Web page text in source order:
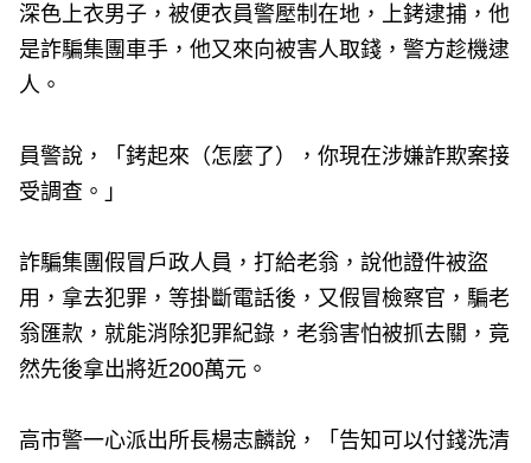
深色上衣男子，被便衣員警壓制在地，上銬逮捕，他
是詐騙集團車手，他又來向被害人取錢，警方趁機逮
人。
員警說，「銬起來（怎麼了），你現在涉嫌詐欺案接
受調查。」
詐騙集團假冒戶政人員，打給老翁，說他證件被盜
用，拿去犯罪，等掛斷電話後，又假冒檢察官，騙老
翁匯款，就能消除犯罪紀錄，老翁害怕被抓去關，竟
然先後拿出將近200萬元。
高市警一心派出所長楊志麟說，「告知可以付錢洗清